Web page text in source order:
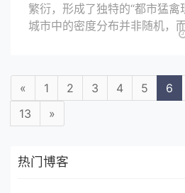
繁衍，形成了独特的“都市猛禽
城市中的密度分布并非随机，
« 1 2 3 4 5 6
13
»
热门博客